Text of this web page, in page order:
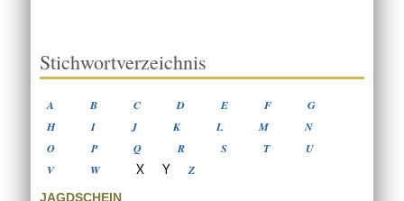
Stichwortverzeichnis
A B C D E F
G
H
I J K L M
N
O
P Q R S T
U
V
W X Y Z
JAGDSCHEIN